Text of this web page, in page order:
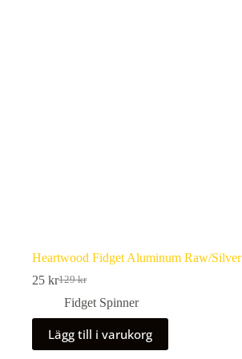
Heartwood Fidget Aluminum Raw/Silver
129kr
Det
ursprungliga
var:
129 kr.
25 krDet
nuvarande
är:
25 kr.
Fidget Spinner
Lägg till i varukorg